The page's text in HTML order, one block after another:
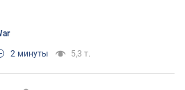
2 минуты 5,3 т.